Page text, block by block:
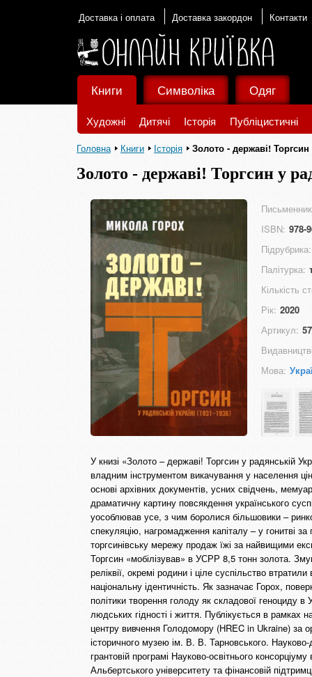
Доставка і оплата Доставка закордон Контакти
Книги
Художні Дитячі Історія Публіцистичні
Символіка Одяг
Головна Книги Історія Золото - державі! Торгсин
Золото - державі! Торгсин у
ISBN: 978-
Підрубрика:
Палітурка:
Кількість
Рік: 2020
Артикул:
Мова:
У книзі «Золото – державі! Торгсин у радянській
владним інструментом викачування у населення
основі архівних документів, усних свідчень,
драматичну картину повсякдення українського
уособлював усе, з чим боролися більшовики –
спекуляцію, нагромадження капіталу – у гонитві
торгсинівську мережу продаж їжі за найвищими
Торгсин «мобілізував» в УСРР 8,5 тонн золота.
реліквії, окремі родини і ціле суспільство
національну ідентичність. Як зазначає Горох,
політики творення голоду як складової геноциду в
людських гідності і життя. Публікується в рамках
центру вивчення Голодомору (HREC in Ukraine) за
історичного музею ім. В. В. Тарновського.
грантовій програмі Науково-освітнього
Альбертського університету та фінансовій